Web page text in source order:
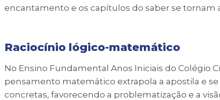
encantamento e os capítulos do saber se tornam
Raciocínio lógico-matemático
No Ensino Fundamental Anos Iniciais do Colégio
pensamento matemático extrapola a apostila e
concretas, favorecendo a problematização e a